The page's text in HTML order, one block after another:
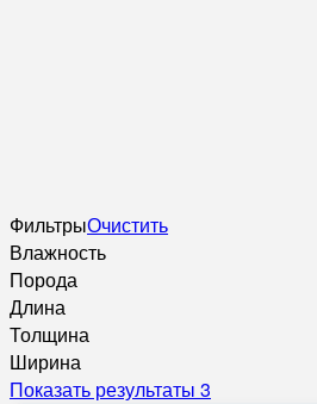
ФильтрыОчистить
Влажность
Порода
Длина
Толщина
Ширина
Показать результаты 3